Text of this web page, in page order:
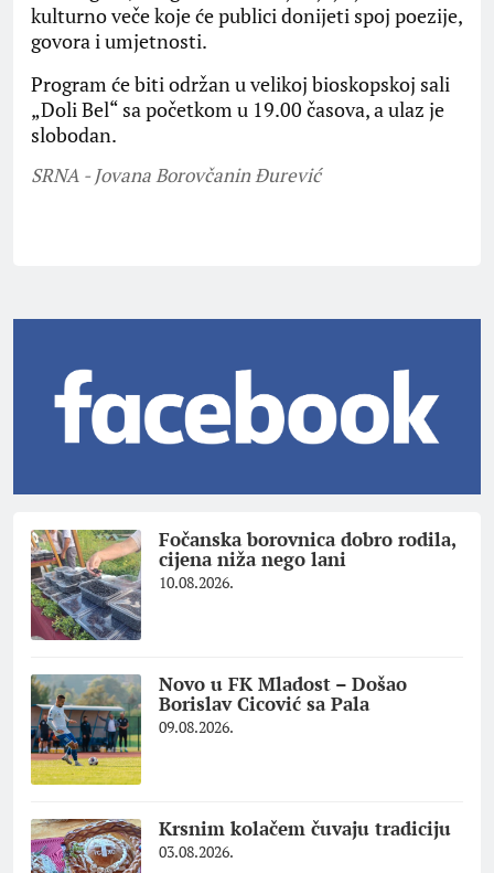
kulturno veče koje će publici donijeti spoj poezije,
govora i umjetnosti.
Program će biti održan u velikoj bioskopskoj sali
„Doli Bel“ sa početkom u 19.00 časova, a ulaz je
slobodan.
SRNA - Jovana Borovčanin Đurević
Fočanska borovnica dobro rodila,
cijena niža nego lani
10.08.2026.
Novo u FK Mladost – Došao
Borislav Cicović sa Pala
09.08.2026.
Krsnim kolačem čuvaju tradiciju
03.08.2026.